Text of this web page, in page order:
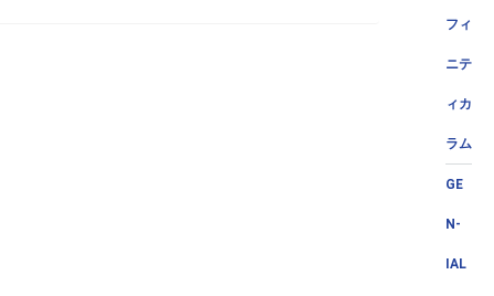
フィ
ニテ
ィカ
ラム
GE
N-
IAL